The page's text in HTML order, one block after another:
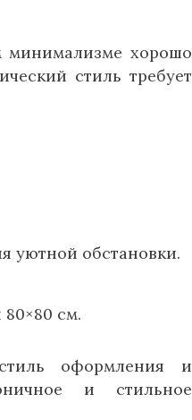
минимализме хорошо
стиль требует
уютной обстановки.
см.
оформления и
и стильное